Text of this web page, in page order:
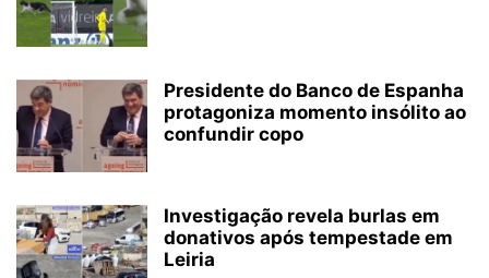
Presidente do Banco de Espanha
protagoniza momento insólito ao
confundir copo
Investigação revela burlas em
donativos após tempestade em
Leiria